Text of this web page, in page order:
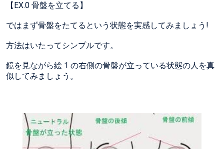
【EX.0 骨盤を立てる】
ではまず骨盤をたてるという状態を実感してみましょう!
方法はいたってシンプルです。
鏡を見ながら絵 1 の右側の骨盤が立っている状態の人を真
似してみましょう。